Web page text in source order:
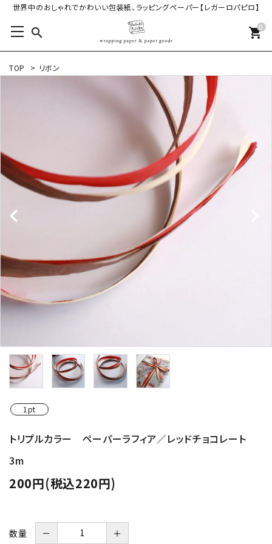
世界中のおしゃれでかわいい包装紙、ラッピングペーパー【レガーロパピロ】
search 0
shopping_cart
TOP > リボン
1pt
トリプルカラー ペーパーラフィア／レッドチョコレート
3m
200円(税込220円)
数量 － ＋